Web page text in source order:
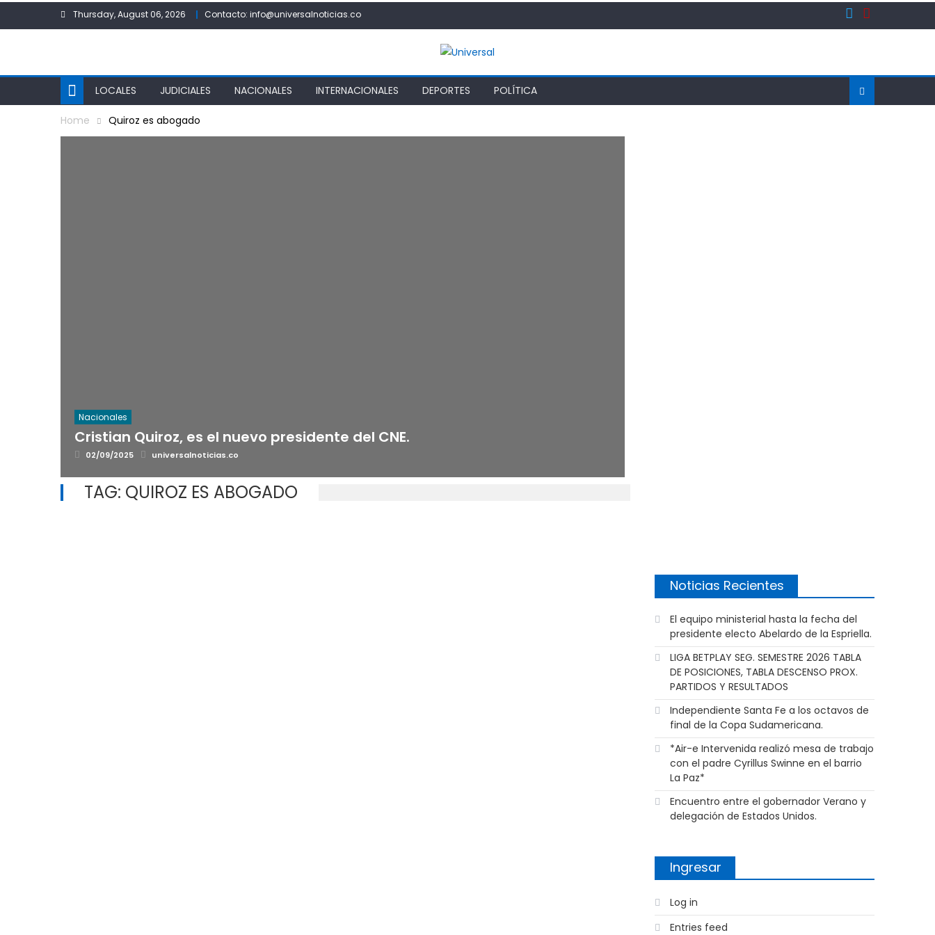
Thursday, August 06, 2026 Contacto: info@universalnoticias.co
LOCALES JUDICIALES NACIONALES INTERNACIONALES DEPORTES POLÍTICA
Home Quiroz es abogado
Nacionales
Cristian Quiroz, es el nuevo presidente del CNE.
Posted
02/09/2025 Author
universalnoticias.co
TAG: QUIROZ ES ABOGADO
Noticias Recientes
El equipo ministerial hasta la fecha del
presidente electo Abelardo de la Espriella.
LIGA BETPLAY SEG. SEMESTRE 2026 TABLA
DE POSICIONES, TABLA DESCENSO PROX.
PARTIDOS Y RESULTADOS
Independiente Santa Fe a los octavos de
final de la Copa Sudamericana.
*Air-e Intervenida realizó mesa de trabajo
con el padre Cyrillus Swinne en el barrio
La Paz*
Encuentro entre el gobernador Verano y
delegación de Estados Unidos.
Ingresar
Log in
Entries feed